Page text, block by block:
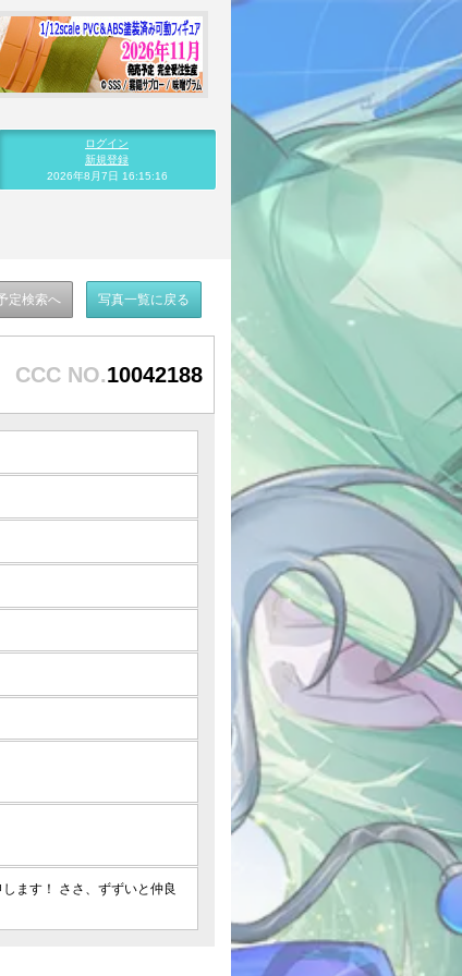
ログイン
新規登録
2026年8月7日 16:15:16
定検索へ 写真一覧に戻る
CCC NO.10042188
ます！ ささ、ずずいと仲良